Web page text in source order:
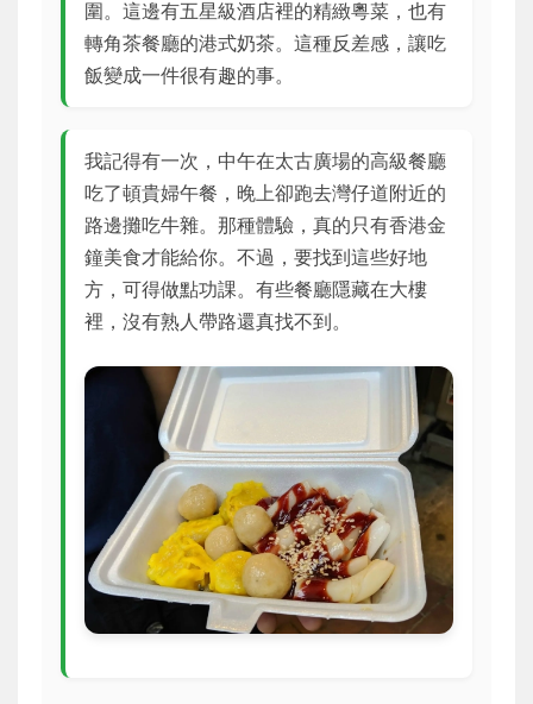
圍。這邊有五星級酒店裡的精緻粵菜，也有
轉角茶餐廳的港式奶茶。這種反差感，讓吃
飯變成一件很有趣的事。
我記得有一次，中午在太古廣場的高級餐廳
吃了頓貴婦午餐，晚上卻跑去灣仔道附近的
路邊攤吃牛雜。那種體驗，真的只有香港金
鐘美食才能給你。不過，要找到這些好地
方，可得做點功課。有些餐廳隱藏在大樓
裡，沒有熟人帶路還真找不到。